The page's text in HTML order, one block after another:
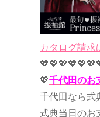
カタログ請
💖千代田のお
千代田なら式
式典当日のお